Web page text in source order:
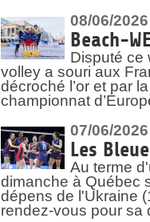
08/06/2026
Beach-
Disputé ce
volley a souri aux
décroché l’or et par
championnat
07/06/2026
Les
Au terme
dimanche à Québec
dépens de l'Ukraine
rendez-vous pour sa